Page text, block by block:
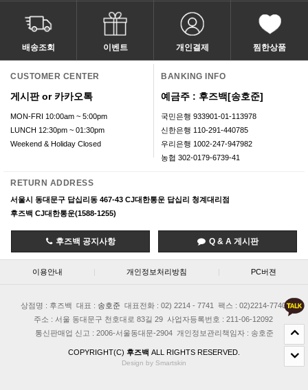
배송조회 이벤트 개인결제 찜한상품
CUSTOMER CENTER
게시판 or 카카오톡
MON-FRI 10:00am ~ 5:00pm
LUNCH 12:30pm ~ 01:30pm
Weekend & Holiday Closed
BANKING INFO
예금주 : 후즈백[송호준]
국민은행 933901-01-113978
신한은행 110-291-440785
우리은행 1002-247-947982
농협 302-0179-6739-41
RETURN ADDRESS
서울시 동대문구 답십리동 467-43 CJ대한통운 답십리 청계대리점
후즈백 CJ대한통운(1588-1255)
후즈백 공지사항 Q & A 게시판
이용안내 개인정보처리방침 PC버젼
상점명 : 후즈백 대표 : 송호준 대표전화 : 02) 2214 - 7741
팩스 : 02)2214-7740
주소 : 서울 동대문구 천호대로 83길 29
사업자등록번호 : 211-06-12092
통신판매업 신고 : 2006-서울동대문-2904
개인정보관리책임자 : 송호준
COPYRIGHT(C) 후즈백 ALL RIGHTS RESERVED.